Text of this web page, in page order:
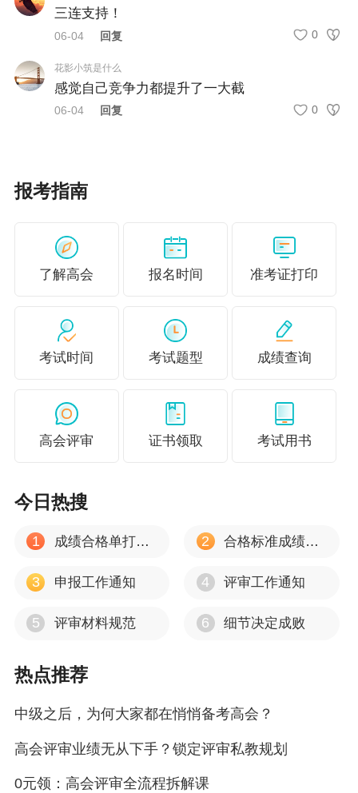
三连支持！
06-04 回复 0
花影小筑是什么
感觉自己竞争力都提升了一大截
06-04 回复 0
报考指南
了解高会 报名时间 准考证打印
考试时间 考试题型 成绩查询
高会评审 证书领取 考试用书
今日热搜
1 成绩合格单打印流程 2 合格标准成绩有效期
3 申报工作通知 4 评审工作通知
5 评审材料规范 6 细节决定成败
热点推荐
中级之后，为何大家都在悄悄备考高会？
高会评审业绩无从下手？锁定评审私教规划
0元领：高会评审全流程拆解课